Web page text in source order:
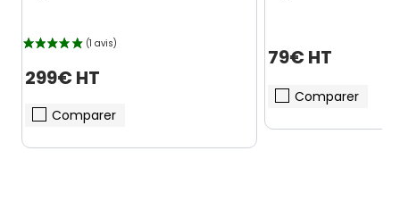
299€ HT
Comparer
79€ HT
Comparer